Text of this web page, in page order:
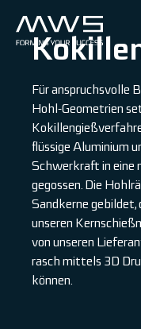
springen
Für anspruchsvolle
Hohl-Geometrien
flüssige Aluminium
Schwerkraft in eine
gegossen. Die
Sandkerne
unseren
von unseren
rasch mittels 3D
können.